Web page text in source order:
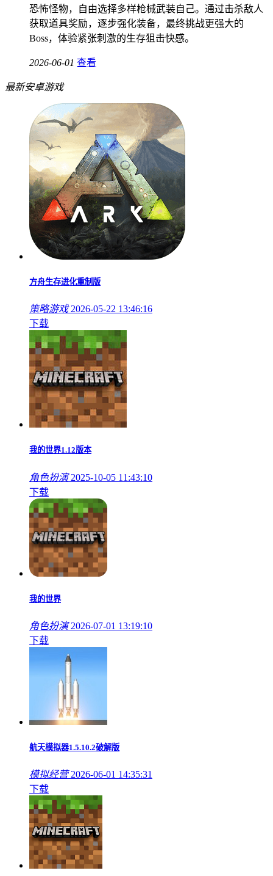
恐怖怪物，自由选择多样枪械武装自己。通过击杀敌人
获取道具奖励，逐步强化装备，最终挑战更强大的
Boss，体验紧张刺激的生存狙击快感。
2026-06-01 查看
最新安卓游戏
方舟生存进化重制版
策略游戏 2026-05-22 13:46:16
下载
我的世界1.12版本
角色扮演 2025-10-05 11:43:10
下载
我的世界
角色扮演 2026-07-01 13:19:10
下载
航天模拟器1.5.10.2破解版
模拟经营 2026-06-01 14:35:31
下载